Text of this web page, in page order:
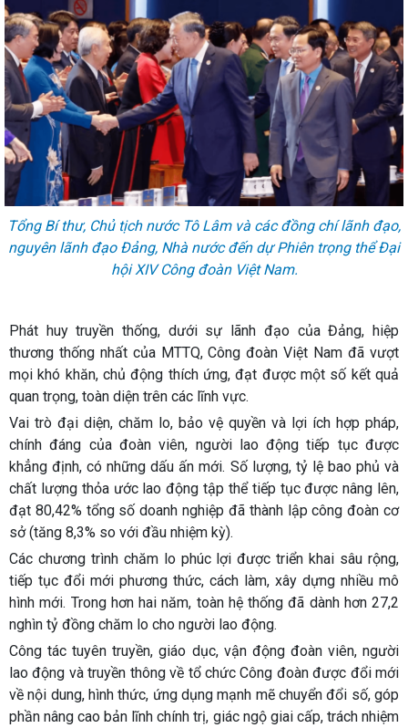
Tổng Bí thư, Chủ tịch nước Tô Lâm và các đồng chí lãnh đạo,
nguyên lãnh đạo Đảng, Nhà nước đến dự Phiên trọng thể Đại
hội XIV Công đoàn Việt Nam.
Phát huy truyền thống, dưới sự lãnh đạo của Đảng, hiệp
thương thống nhất của MTTQ, Công đoàn Việt Nam đã vượt
mọi khó khăn, chủ động thích ứng, đạt được một số kết quả
quan trọng, toàn diện trên các lĩnh vực.
Vai trò đại diện, chăm lo, bảo vệ quyền và lợi ích hợp pháp,
chính đáng của đoàn viên, người lao động tiếp tục được
khẳng định, có những dấu ấn mới. Số lượng, tỷ lệ bao phủ và
chất lượng thỏa ước lao động tập thể tiếp tục được nâng lên,
đạt 80,42% tổng số doanh nghiệp đã thành lập công đoàn cơ
sở (tăng 8,3% so với đầu nhiệm kỳ).
Các chương trình chăm lo phúc lợi được triển khai sâu rộng,
tiếp tục đổi mới phương thức, cách làm, xây dựng nhiều mô
hình mới. Trong hơn hai năm, toàn hệ thống đã dành hơn 27,2
nghìn tỷ đồng chăm lo cho người lao động.
Công tác tuyên truyền, giáo dục, vận động đoàn viên, người
lao động và truyền thông về tổ chức Công đoàn được đổi mới
về nội dung, hình thức, ứng dụng mạnh mẽ chuyển đổi số, góp
phần nâng cao bản lĩnh chính trị, giác ngộ giai cấp, trách nhiệm